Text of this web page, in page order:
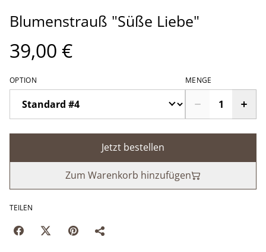
Blumenstrauß "Süße Liebe"
39,00 €
OPTION MENGE
Jetzt bestellen
Zum Warenkorb hinzufügen
TEILEN